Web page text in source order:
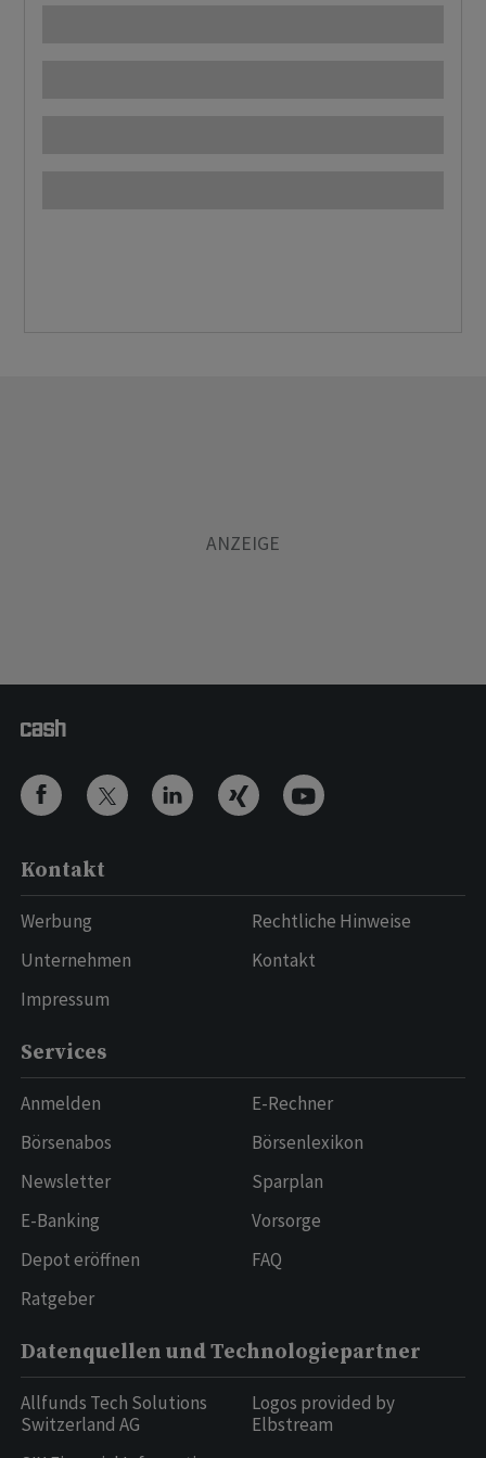
Kontakt
Werbung
Unternehmen
Impressum
Rechtliche Hinweise
Kontakt
Services
Anmelden
Börsenabos
Newsletter
E-Banking
Depot eröffnen
Ratgeber
E-Rechner
Börsenlexikon
Sparplan
Vorsorge
FAQ
Datenquellen und Technologiepartner
Allfunds Tech Solutions
Switzerland AG
Logos provided by
Elbstream